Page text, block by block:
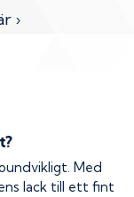
›
Med
lack till ett fint